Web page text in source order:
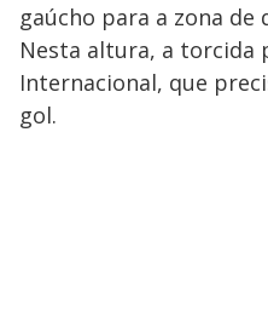
gaúcho para a zona de
Nesta altura, a torcida
Internacional, que
gol.